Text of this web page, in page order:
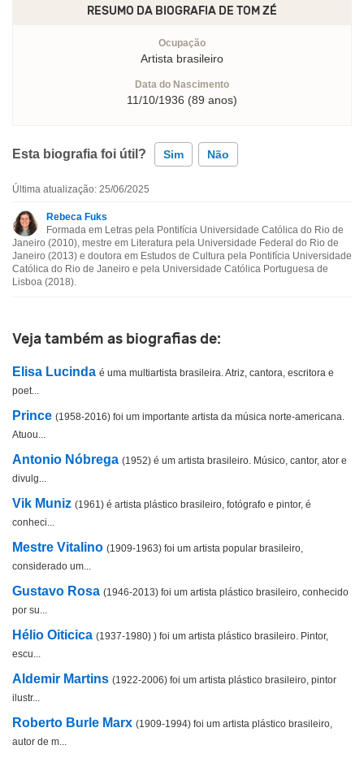
RESUMO DA BIOGRAFIA DE TOM ZÉ
Ocupação
Artista brasileiro
Data do Nascimento
11/10/1936 (89 anos)
Esta biografia foi útil? Sim Não
Esta biografia não tem a informação que procuro
Outro
Última atualização: 25/06/2025
Rebeca Fuks
Formada em Letras pela Pontifícia Universidade Católica do Rio de
Janeiro (2010), mestre em Literatura pela Universidade Federal do Rio de
Janeiro (2013) e doutora em Estudos de Cultura pela Pontifícia Universidade
Católica do Rio de Janeiro e pela Universidade Católica Portuguesa de
Lisboa (2018).
Veja também as biografias de:
Elisa Lucinda é uma multiartista brasileira. Atriz, cantora, escritora e
poet...
Prince (1958-2016) foi um importante artista da música norte-americana.
Atuou...
Antonio Nóbrega (1952) é um artista brasileiro. Músico, cantor, ator e
divulg...
Vik Muniz (1961) é artista plástico brasileiro, fotógrafo e pintor, é
conheci...
Mestre Vitalino (1909-1963) foi um artista popular brasileiro,
considerado um...
Gustavo Rosa (1946-2013) foi um artista plástico brasileiro, conhecido
por su...
Hélio Oiticica (1937-1980) ) foi um artista plástico brasileiro. Pintor,
escu...
Aldemir Martins (1922-2006) foi um artista plástico brasileiro, pintor
ilustr...
Roberto Burle Marx (1909-1994) foi um artista plástico brasileiro,
autor de m...